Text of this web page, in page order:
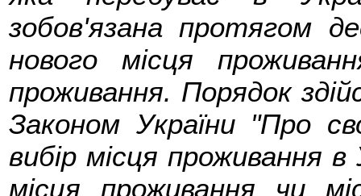
зобов'язана протягом
нового місця
проживання. Порядок
Законом України "Про
вибір місця проживання
місця проживання чи